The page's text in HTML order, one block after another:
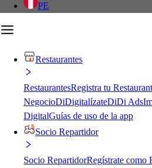
PE
Restaurantes
RestaurantesRegistra tu
NegocioDiDigitalízateDiDi Ads
DigitalGuías de uso de la app
Socio Repartidor
Socio RepartidorRegístrate como